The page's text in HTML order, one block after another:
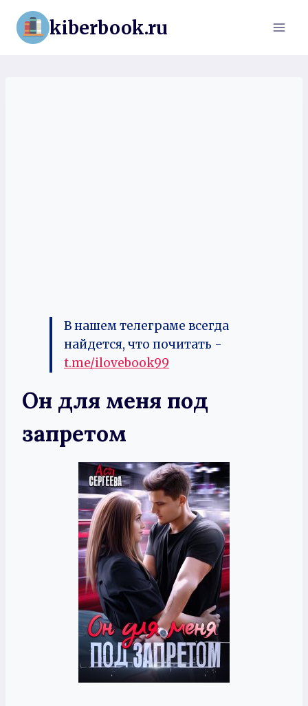
Перейти
содержимому
kiberbook.ru
В нашем телеграме всегда
найдется, что почитать -
t.me/ilovebook99
Он для меня под
запретом